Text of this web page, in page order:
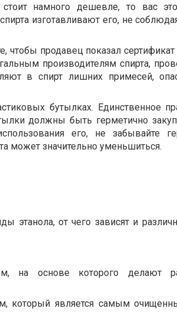
намного дешевле, то вас
изготавливают его, не
чтобы продавец показал сертификат
производителям спирта,
в спирт лишних примесей,
бутылках. Единственное
должны быть герметично
его, не забывайте
может значительно уменьшиться.
этанола, от чего зависят и
на основе которого делают
который является самым